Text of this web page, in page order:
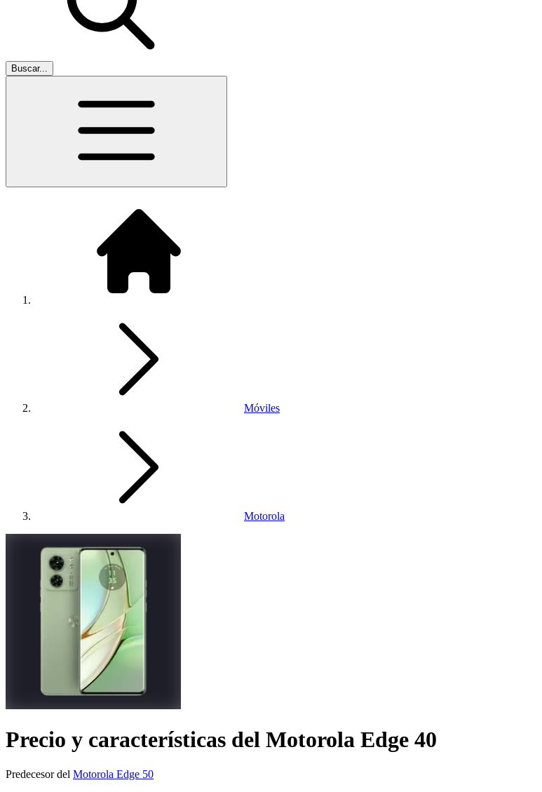
Buscar...
Móviles
Motorola
Precio y características del Motorola Edge 40
Predecesor del Motorola Edge 50